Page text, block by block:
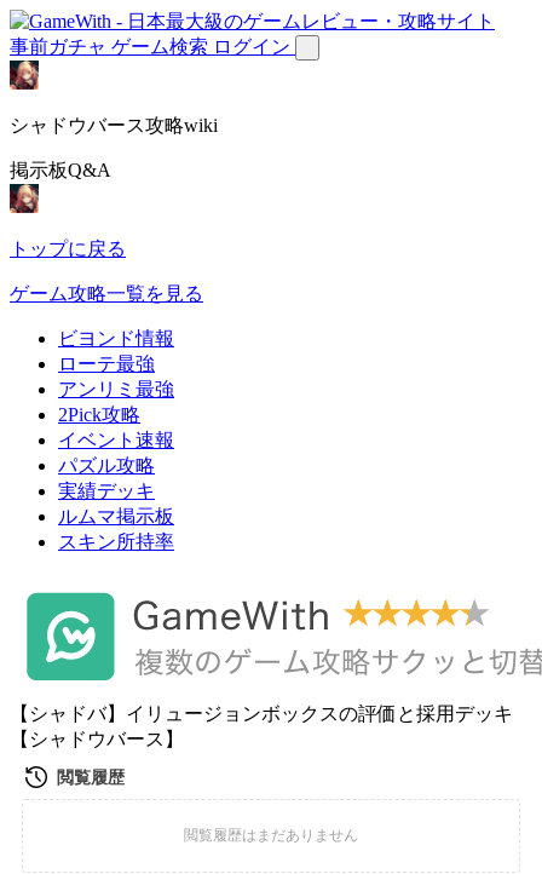
事前ガチャ ゲーム検索 ログイン
シャドウバース攻略wiki
掲示板Q&A
トップに戻る
ゲーム攻略一覧を見る
ビヨンド情報
ローテ最強
アンリミ最強
2Pick攻略
イベント速報
パズル攻略
実績デッキ
ルムマ掲示板
スキン所持率
【シャドバ】イリュージョンボックスの評価と採用デッキ
【シャドウバース】